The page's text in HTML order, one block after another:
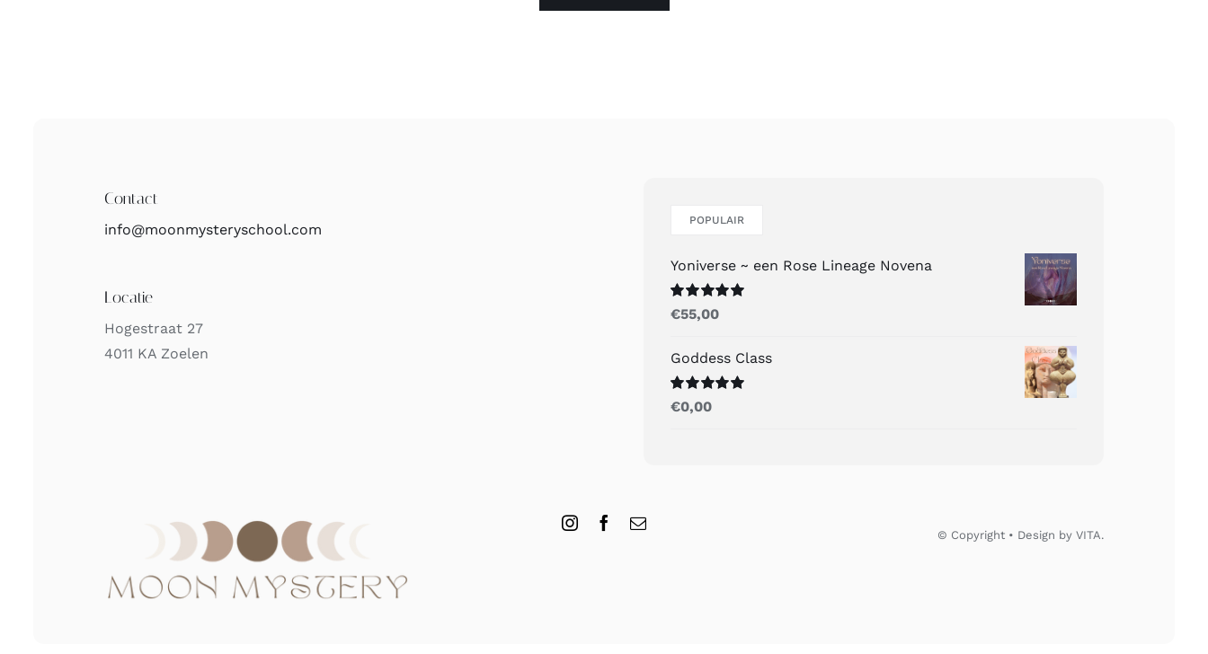
Contact
info@moonmysteryschool.com
Locatie
Hogestraat 27
4011 KA Zoelen
POPULAIR
Yoniverse ~ een Rose Lineage Novena
Gewaardeerd
uit 5
€55,00
Goddess Class
Gewaardeerd
5.00
€0,00
© Copyright • Design by VITA.